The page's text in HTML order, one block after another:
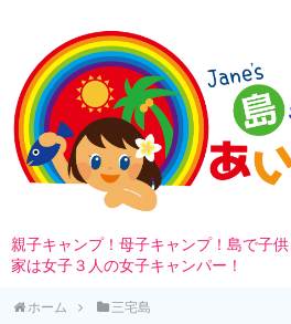
親子キャンプ！母子キャンプ！島で子
家は女子３人の女子キャンパー！
ホーム 三宅島